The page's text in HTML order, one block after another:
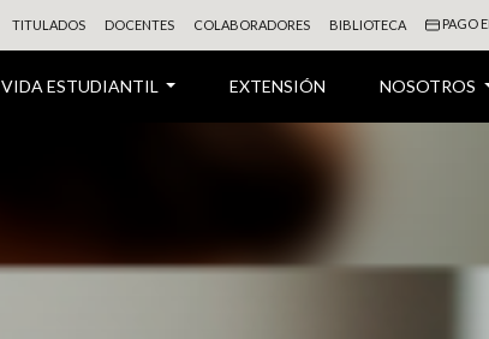
VIDA ESTUDIANTIL EXTENSIÓN NOSOTROS
TITULADOS DOCENTES COLABORADORES BIBLIOTECA PAGO